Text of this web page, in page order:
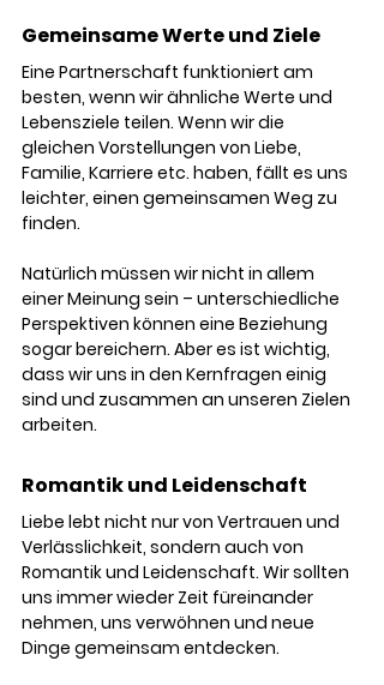
Gemeinsame Werte und Ziele
Eine Partnerschaft funktioniert am
besten, wenn wir ähnliche Werte und
Lebensziele teilen. Wenn wir die
gleichen Vorstellungen von Liebe,
Familie, Karriere etc. haben, fällt es uns
leichter, einen gemeinsamen Weg zu
finden.
Natürlich müssen wir nicht in allem
einer Meinung sein – unterschiedliche
Perspektiven können eine Beziehung
sogar bereichern. Aber es ist wichtig,
dass wir uns in den Kernfragen einig
sind und zusammen an unseren Zielen
arbeiten.
Romantik und Leidenschaft
Liebe lebt nicht nur von Vertrauen und
Verlässlichkeit, sondern auch von
Romantik und Leidenschaft. Wir sollten
uns immer wieder Zeit füreinander
nehmen, uns verwöhnen und neue
Dinge gemeinsam entdecken.